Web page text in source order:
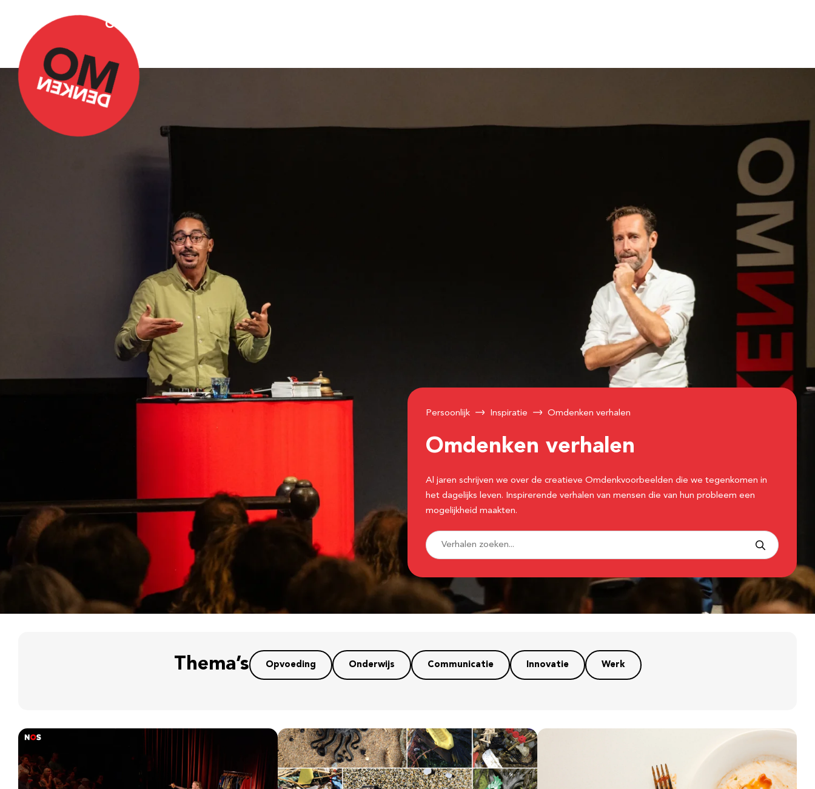
Over Omdenken
Persoonlijk Inspiratie Omdenken verhalen
Omdenken verhalen
Al jaren schrijven we over de creatieve Omdenkvoorbeelden die we tegenkomen in
het dagelijks leven. Inspirerende verhalen van mensen die van hun probleem een
mogelijkheid maakten.
Thema’s Opvoeding Onderwijs Communicatie Innovatie Werk